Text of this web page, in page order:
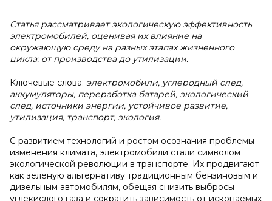
Статья рассматривает экологическую эффективность
электромобилей, оценивая их влияние на
окружающую среду на разных этапах жизненного
цикла: от производства до утилизации.
Ключевые слова: электромобили, углеродный след,
аккумуляторы, переработка батарей, экологический
след, источники энергии, устойчивое развитие,
утилизация, транспорт, экология.
С развитием технологий и ростом осознания проблемы
изменения климата, электромобили стали символом
экологической революции в транспорте. Их продвигают
как зелёную альтернативу традиционным бензиновым и
дизельным автомобилям, обещая снизить выбросы
углекислого газа и сократить зависимость от ископаемых